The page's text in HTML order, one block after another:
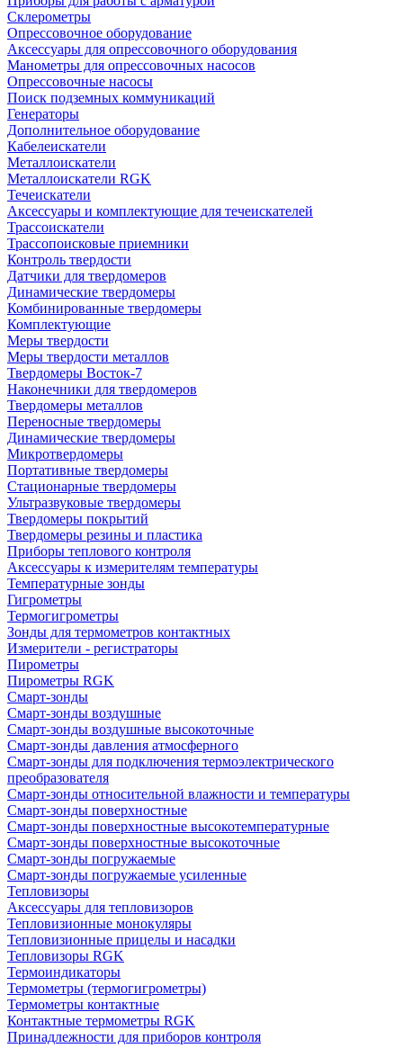
Склерометры
Опрессовочное оборудование
Аксессуары для опрессовочного оборудования
Манометры для опрессовочных насосов
Опрессовочные насосы
Поиск подземных коммуникаций
Генераторы
Дополнительное оборудование
Кабелеискатели
Металлоискатели
Металлоискатели RGK
Течеискатели
Аксессуары и комплектующие для течеискателей
Трассоискатели
Трассопоисковые приемники
Контроль твердости
Датчики для твердомеров
Динамические твердомеры
Комбинированные твердомеры
Комплектующие
Меры твердости
Меры твердости металлов
Твердомеры Восток-7
Наконечники для твердомеров
Твердомеры металлов
Переносные твердомеры
Динамические твердомеры
Микротвердомеры
Портативные твердомеры
Стационарные твердомеры
Ультразвуковые твердомеры
Твердомеры покрытий
Твердомеры резины и пластика
Приборы теплового контроля
Аксессуары к измерителям температуры
Температурные зонды
Гигрометры
Термогигрометры
Зонды для термометров контактных
Измерители - регистраторы
Пирометры
Пирометры RGK
Смарт-зонды
Смарт-зонды воздушные
Смарт-зонды воздушные высокоточные
Смарт-зонды давления атмосферного
Смарт-зонды для подключения термоэлектрического
преобразователя
Смарт-зонды относительной влажности и температуры
Смарт-зонды поверхностные
Смарт-зонды поверхностные высокотемпературные
Смарт-зонды поверхностные высокоточные
Смарт-зонды погружаемые
Смарт-зонды погружаемые усиленные
Тепловизоры
Аксессуары для тепловизоров
Тепловизионные монокуляры
Тепловизионные прицелы и насадки
Тепловизоры RGK
Термоиндикаторы
Термометры (термогигрометры)
Термометры контактные
Контактные термометры RGK
Принадлежности для приборов контроля